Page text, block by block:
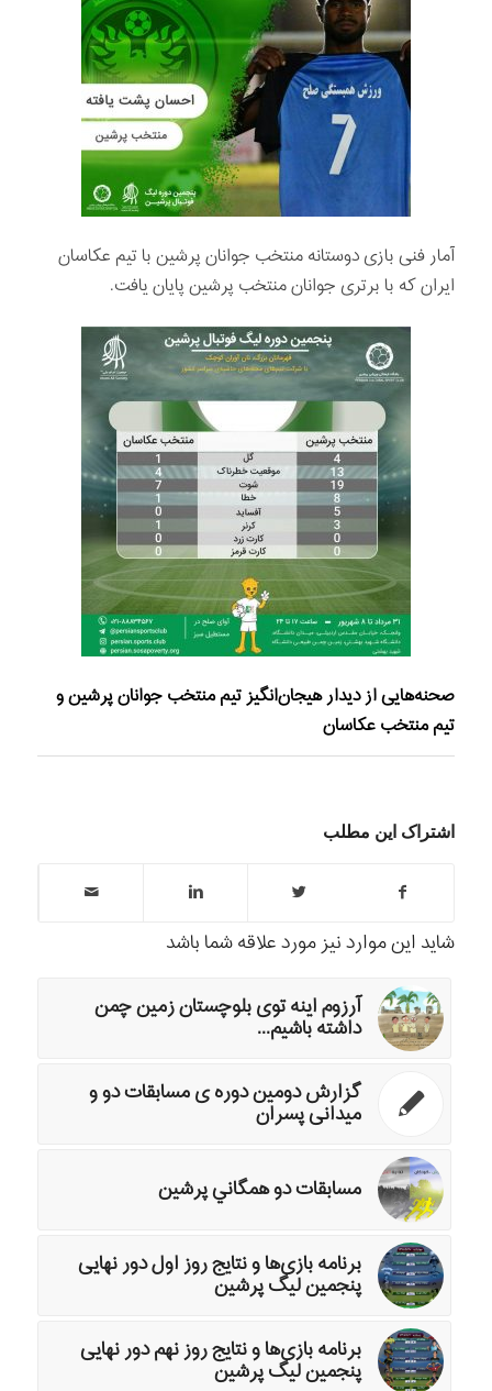
آمار فنى بازی دوستانه منتخب جوانان پرشين با تيم عكاسان
ایران که با برتری جوانان منتخب پرشین پایان یافت.
صحنه‌هایی از دیدار هیجان‌انگیز تیم منتخب جوانان پرشین و
تیم منتخب عکاسان
اشتراک این مطلب
شاید این موارد نیز مورد علاقه شما باشد
آرزوم اینه توی بلوچستان زمین چمن
داشته باشیم...
گزارش دومین دوره ی مسابقات دو و
میدانی پسران
مسابقات دو همگاني پرشين
برنامه بازی‌ها و نتایج روز اول دور نهایی
پنجمین لیگ پرشین
برنامه بازی‌ها و نتایج روز نهم دور نهایی
پنجمین لیگ پرشین